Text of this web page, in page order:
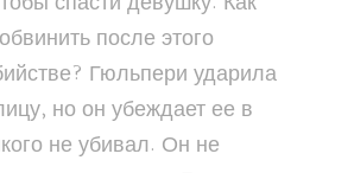
после этого
Гюльпери ударила
но он убеждает ее в
не убивал. Он не